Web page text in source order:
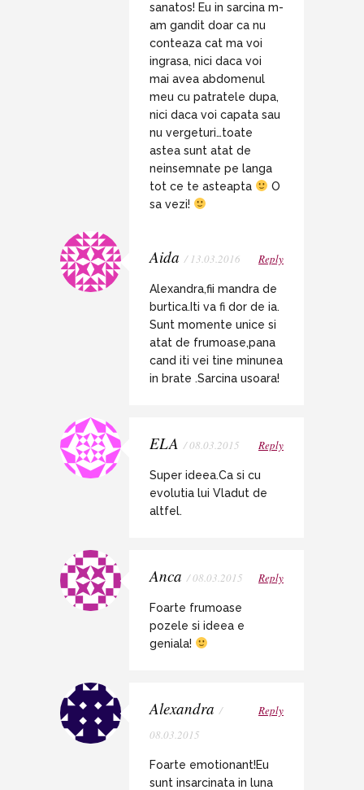
sanatos! Eu in sarcina m-
am gandit doar ca nu
conteaza cat ma voi
ingrasa, nici daca voi
mai avea abdomenul
meu cu patratele dupa,
nici daca voi capata sau
nu vergeturi…toate
astea sunt atat de
neinsemnate pe langa
tot ce te asteapta
O
sa vezi!
Aida / 13.03.2016 Reply
Alexandra,fii mandra de
burtica.Iti va fi dor de ia.
Sunt momente unice si
atat de frumoase,pana
cand iti vei tine minunea
in brate .Sarcina usoara!
ELA / 08.03.2015 Reply
Super ideea.Ca si cu
evolutia lui Vladut de
altfel.
Anca / 08.03.2015 Reply
Foarte frumoase
pozele si ideea e
geniala!
Alexandra /
08.03.2015
Reply
Foarte emotionant!Eu
sunt insarcinata in luna